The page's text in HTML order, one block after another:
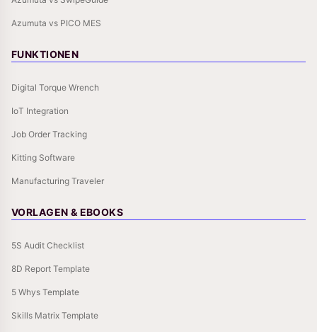
Azumuta vs PICO MES
FUNKTIONEN
Digital Torque Wrench
IoT Integration
Job Order Tracking
Kitting Software
Manufacturing Traveler
VORLAGEN & EBOOKS
5S Audit Checklist
8D Report Template
5 Whys Template
Skills Matrix Template